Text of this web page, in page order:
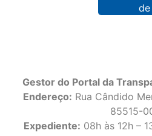
Gestor do Portal da
Endereço: Rua Cândido
85515-
Expediente: 08h às 12h –